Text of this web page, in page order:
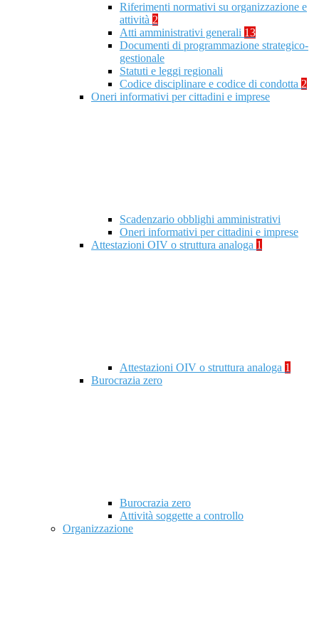
Riferimenti normativi su organizzazione e
attività 2
Atti amministrativi generali 13
Documenti di programmazione strategico-
gestionale
Statuti e leggi regionali
Codice disciplinare e codice di condotta 2
Oneri informativi per cittadini e imprese
Scadenzario obblighi amministrativi
Oneri informativi per cittadini e imprese
Attestazioni OIV o struttura analoga 1
Attestazioni OIV o struttura analoga 1
Burocrazia zero
Burocrazia zero
Attività soggette a controllo
Organizzazione